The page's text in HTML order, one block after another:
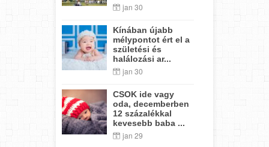
jan 30
Kínában újabb
mélypontot ért el a
születési és
halálozási ar...
jan 30
CSOK ide vagy
oda, decemberben
12 százalékkal
kevesebb baba ...
jan 29